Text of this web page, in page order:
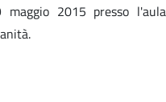
2015 presso l'aula